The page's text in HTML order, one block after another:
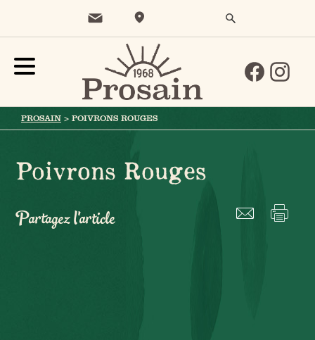
PROSAIN > POIVRONS ROUGES
Poivrons Rouges
Partagez l'article